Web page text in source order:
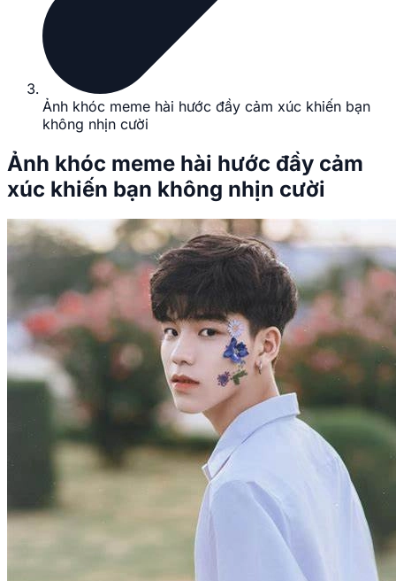
Ảnh khóc meme hài hước đầy cảm xúc khiến bạn
không nhịn cười
Ảnh khóc meme hài hước đầy cảm
xúc khiến bạn không nhịn cười